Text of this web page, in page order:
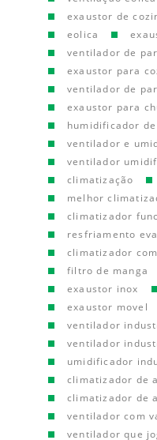
exaustor de
eolica
ventilador de
exaustor para
ventilador de
exaustor para
humidificador
ventilador e
ventilador
climatização
melhor
climatizador
resfriamento
climatizador
filtro de manga
exaustor inox
exaustor movel
ventilador
ventilador
umidificador
climatizador de
climatizador de
ventilador com
ventilador que